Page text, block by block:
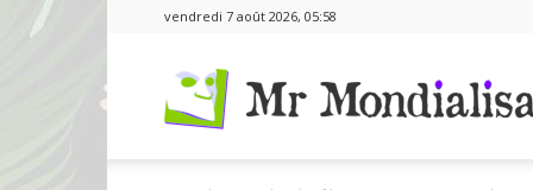
vendredi 7 août 2026, 05:58